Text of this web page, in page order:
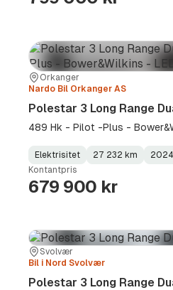
Sted:
Orkanger
Forhandler:
Nardo Bil Orkanger AS
Polestar 3 Long Range
489 Hk - Pilot -Plus -
Fuel
Type:
Elektrisitet
Kilometerstand:
27 232 km
Model
Year:
2024
Gearbox
Type:
Kontantpris
679 900 kr
Sted:
Svolvær
Forhandler:
Bil i Nord Svolvær
Polestar 3 Long Range